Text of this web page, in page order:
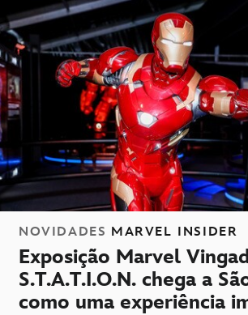
NOVIDADES MARVEL INSIDER
Exposição Marvel
S.T.A.T.I.O.N. chega a
como uma experiência